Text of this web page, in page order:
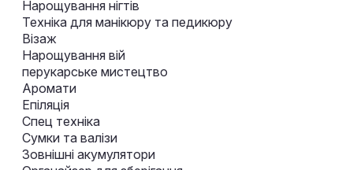
Нарощування нігтів
Техніка для манікюру та педикюру
Візаж
Нарощування вій
перукарське мистецтво
Аромати
Епіляція
Спец техніка
Сумки та валізи
Зовнішні акумулятори